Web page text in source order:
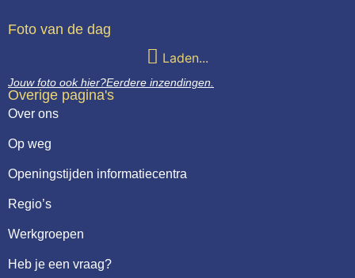
Foto van de dag
Laden...
Jouw foto ook hier?Eerdere inzendingen.
Overige pagina's
Over ons
Op weg
Openingstijden informatiecentra
Regio’s
Werkgroepen
Heb je een vraag?